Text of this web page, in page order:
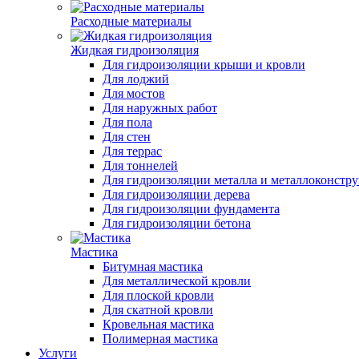
Расходные материалы
Жидкая гидроизоляция
Для гидроизоляции крыши и кровли
Для лоджий
Для мостов
Для наружных работ
Для пола
Для стен
Для террас
Для тоннелей
Для гидроизоляции металла и
Для гидроизоляции дерева
Для гидроизоляции фундамента
Для гидроизоляции бетона
Мастика
Битумная мастика
Для металлической кровли
Для плоской кровли
Для скатной кровли
Кровельная мастика
Полимерная мастика
Услуги